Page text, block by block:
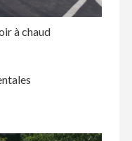
à chaud